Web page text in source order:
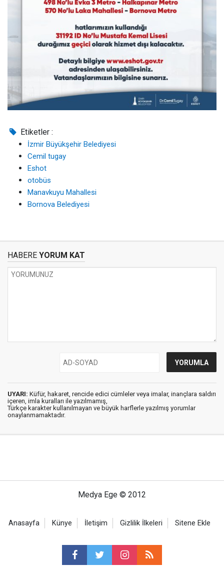
Etiketler :
İzmir Büyükşehir Belediyesi
Cemil tugay
Eshot
otobüs
Manavkuyu Mahallesi
Bornova Belediyesi
HABERE YORUM KAT
UYARI: Küfür, hakaret, rencide edici cümleler veya imalar, inançlara saldırı
içeren, imla kuralları ile yazılmamış,
Türkçe karakter kullanılmayan ve büyük harflerle yazılmış yorumlar
onaylanmamaktadır.
Medya Ege © 2012
Anasayfa Künye İletişim Gizlilik İlkeleri Sitene Ekle